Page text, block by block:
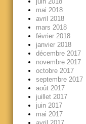
mai 2018
avril 2018
mars 2018
février 2018
janvier 2018
décembre 2017
novembre 2017
octobre 2017
septembre 2017
août 2017
juillet 2017
juin 2017
mai 2017